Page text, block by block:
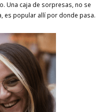
Una caja de sorpresas, no se
es popular allí por donde pasa.